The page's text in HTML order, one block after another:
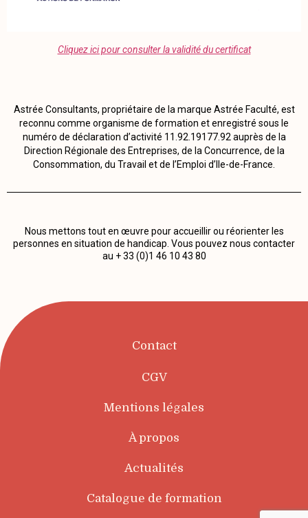
Cliquez ici pour consulter la validité du certificat
Astrée Consultants, propriétaire de la marque Astrée Faculté, est
reconnu comme organisme de formation et enregistré sous le
numéro de déclaration d’activité 11.92.19177.92 auprès de la
Direction Régionale des Entreprises, de la Concurrence, de la
Consommation, du Travail et de l’Emploi d’Ile-de-France.
Nous mettons tout en œuvre pour accueillir ou réorienter les
personnes en situation de handicap. Vous pouvez nous contacter
au + 33 (0)1 46 10 43 80
Contact
CGV
Mentions légales
À propos
Actualités
Catalogue de formation